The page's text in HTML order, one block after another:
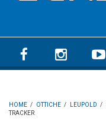
HOME / OTTICHE / LEUPOLD /
TRACKER